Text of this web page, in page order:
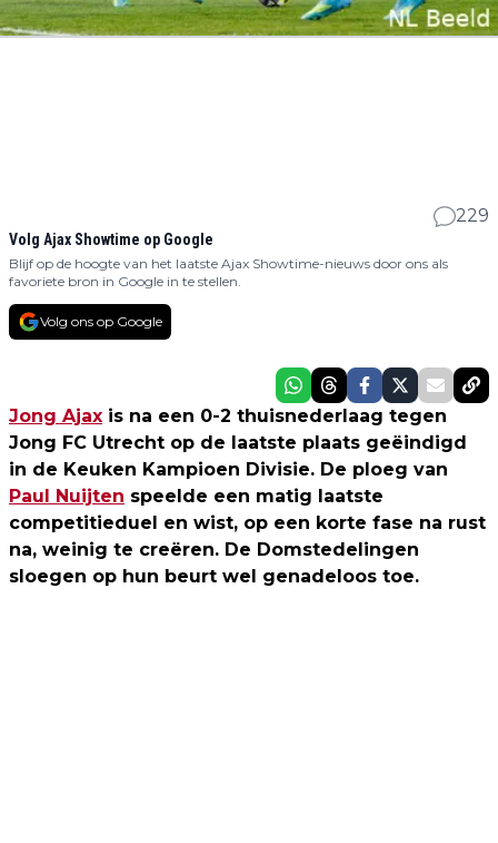
229
Volg Ajax Showtime op Google
Blijf op de hoogte van het laatste Ajax Showtime-nieuws door ons als
favoriete bron in Google in te stellen.
Volg ons op Google
Jong Ajax is na een 0-2 thuisnederlaag tegen
Jong FC Utrecht op de laatste plaats geëindigd
in de Keuken Kampioen Divisie. De ploeg van
Paul Nuijten speelde een matig laatste
competitieduel en wist, op een korte fase na rust
na, weinig te creëren. De Domstedelingen
sloegen op hun beurt wel genadeloos toe.